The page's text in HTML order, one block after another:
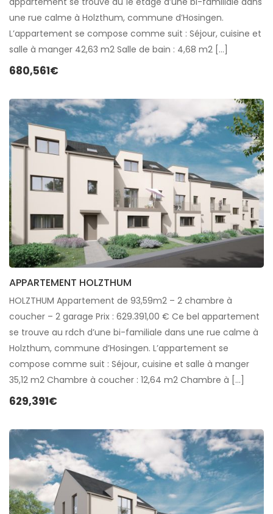
une rue calme à Holzthum, commune d’Hosingen.
L’appartement se compose comme suit : Séjour, cuisine et
salle à manger 42,63 m2 Salle de bain : 4,68 m2 […]
680,561€
APPARTEMENT HOLZTHUM
HOLZTHUM Appartement de 93,59m2 – 2 chambre à
coucher – 2 garage Prix : 629.391,00 € Ce bel appartement
se trouve au rdch d’une bi-familiale dans une rue calme à
Holzthum, commune d’Hosingen. L’appartement se
compose comme suit : Séjour, cuisine et salle à manger
35,12 m2 Chambre à coucher : 12,64 m2 Chambre à […]
629,391€